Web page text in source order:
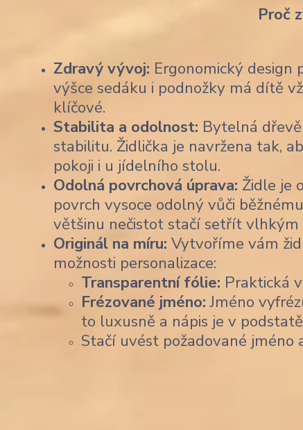
Proč
Zdravý vývoj: Ergonomický
výšce sedáku i podnožky má dítě
klíčové.
Stabilita a odolnost: Bytelná
stabilitu. Židlička je navržena tak,
pokoji i u jídelního stolu.
Odolná povrchová úprava: Židle je
povrch vysoce odolný vůči
většinu nečistot stačí setřít
Originál na míru: Vytvoříme vám
možnosti personalizace:
Transparentní fólie: Praktická
Frézované jméno:Jméno
to luxusně a nápis je v
Stačí uvést požadované jméno